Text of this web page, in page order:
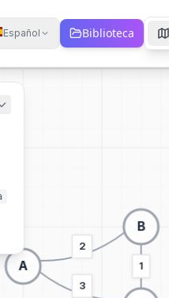
Español Biblioteca